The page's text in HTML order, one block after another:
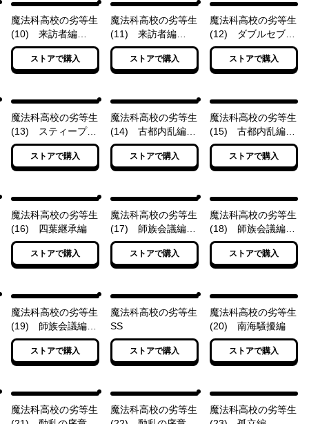
魔法科高校の劣等生
(10) 来訪者編
〈中〉
ストアで購入
魔法科高校の劣等生
(11) 来訪者編
〈下〉
ストアで購入
魔法科高校の劣等生
(12) ダブルセブン
編
ストアで購入
魔法科高校の劣等生
(13) スティープル
チェース編
ストアで購入
魔法科高校の劣等生
(14) 古都内乱編
〈上〉
ストアで購入
魔法科高校の劣等生
(15) 古都内乱編
〈下〉
ストアで購入
魔法科高校の劣等生
(16) 四葉継承編
ストアで購入
魔法科高校の劣等生
(17) 師族会議編
〈上〉
ストアで購入
魔法科高校の劣等生
(18) 師族会議編
〈中〉
ストアで購入
魔法科高校の劣等生
(19) 師族会議編
〈下〉
ストアで購入
魔法科高校の劣等生
SS
ストアで購入
魔法科高校の劣等生
(20) 南海騒擾編
ストアで購入
魔法科高校の劣等生
魔法科高校の劣等生
魔法科高校の劣等生